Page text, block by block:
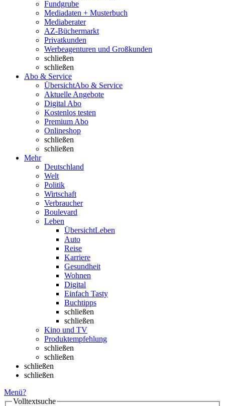
Fundgrube
Mediadaten + Musterbuch
Mediaberater
AZ-Büchermarkt
Privatkunden
Werbeagenturen und Großkunden
schließen
schließen
Abo & Service
ÜbersichtAbo & Service
Aktuelle Angebote
Digital Abo
Kostenlos testen
Premium Abo
Onlineshop
schließen
schließen
Mehr
Deutschland
Welt
Politik
Wirtschaft
Verbraucher
Boulevard
Leben
ÜbersichtLeben
Auto
Reise
Karriere
Gesundheit
Wohnen
Digital
Einfach Tasty
Buchtipps
schließen
schließen
Kino und TV
Produktempfehlung
schließen
schließen
schließen
schließen
Menü?
Volltextsuche